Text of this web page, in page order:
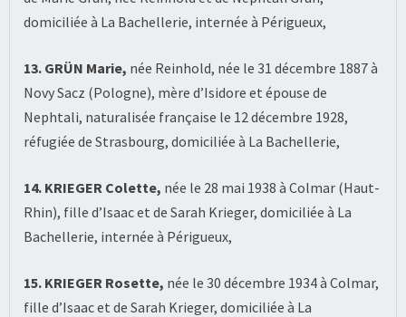
domiciliée à La Bachellerie, internée à Périgueux,
13. GRÜN Marie, née Reinhold, née le 31 décembre 1887 à
Novy Sacz (Pologne), mère d’Isidore et épouse de
Nephtali, naturalisée française le 12 décembre 1928,
réfugiée de Strasbourg, domiciliée à La Bachellerie,
14. KRIEGER Colette, née le 28 mai 1938 à Colmar (Haut-
Rhin), fille d’Isaac et de Sarah Krieger, domiciliée à La
Bachellerie, internée à Périgueux,
15. KRIEGER Rosette, née le 30 décembre 1934 à Colmar,
fille d’Isaac et de Sarah Krieger, domiciliée à La